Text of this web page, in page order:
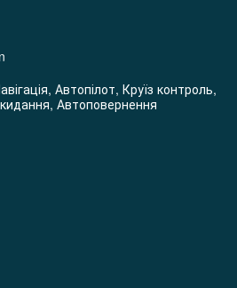
Автопілот, Круїз контроль,
Автоповернення